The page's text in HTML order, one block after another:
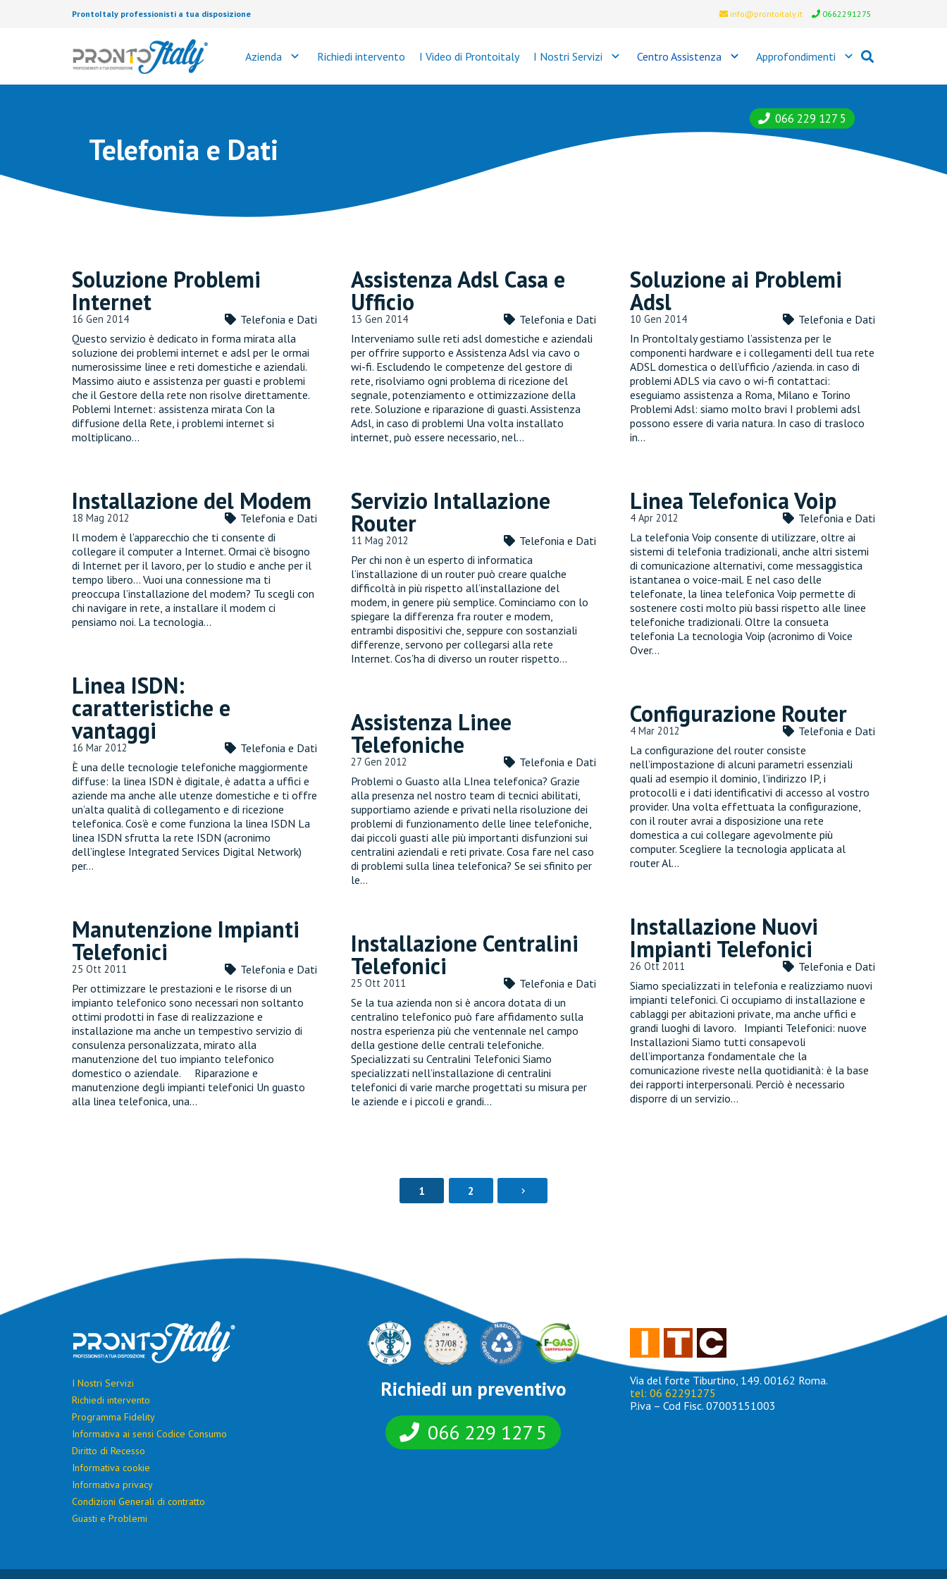
ProntoItaly professionisti a tua disposizione info@prontoitaly.it 0662291275
Azienda Richiedi intervento I Video di Prontoitaly I Nostri Servizi Centro Assistenza Approfondimenti
066 229 127 5
Telefonia e Dati
Soluzione Problemi
Internet
16 Gen 2014
Telefonia e Dati
Questo servizio è dedicato in forma mirata alla
soluzione dei problemi internet e adsl per le ormai
numerosissime linee e reti domestiche e aziendali.
Massimo aiuto e assistenza per guasti e problemi
che il Gestore della rete non risolve direttamente.
Poblemi Internet: assistenza mirata Con la
diffusione della Rete, i problemi internet si
moltiplicano…
Assistenza Adsl Casa e
Ufficio
13 Gen 2014
Telefonia e Dati
Interveniamo sulle reti adsl domestiche e aziendali
per offrire supporto e Assistenza Adsl via cavo o
wi-fi. Escludendo le competenze del gestore di
rete, risolviamo ogni problema di ricezione del
segnale, potenziamento e ottimizzazione della
rete. Soluzione e riparazione di guasti. Assistenza
Adsl, in caso di problemi Una volta installato
internet, può essere necessario, nel…
Soluzione ai Problemi
Adsl
10 Gen 2014
Telefonia e Dati
In ProntoItaly gestiamo l’assistenza per le
componenti hardware e i collegamenti dell tua rete
ADSL domestica o dell’ufficio /azienda. in caso di
problemi ADLS via cavo o wi-fi contattaci:
eseguiamo assistenza a Roma, Milano e Torino
Problemi Adsl: siamo molto bravi I problemi adsl
possono essere di varia natura. In caso di trasloco
in…
Installazione del Modem
18 Mag 2012
Telefonia e Dati
Il modem è l’apparecchio che ti consente di
collegare il computer a Internet. Ormai c’è bisogno
di Internet per il lavoro, per lo studio e anche per il
tempo libero… Vuoi una connessione ma ti
preoccupa l’installazione del modem? Tu scegli con
chi navigare in rete, a installare il modem ci
pensiamo noi. La tecnologia…
Servizio Intallazione
Router
11 Mag 2012
Telefonia e Dati
Per chi non è un esperto di informatica
l’installazione di un router può creare qualche
difficoltà in più rispetto all’installazione del
modem, in genere più semplice. Cominciamo con lo
spiegare la differenza fra router e modem,
entrambi dispositivi che, seppure con sostanziali
differenze, servono per collegarsi alla rete
Internet. Cos’ha di diverso un router rispetto…
Linea Telefonica Voip
4 Apr 2012
Telefonia e Dati
La telefonia Voip consente di utilizzare, oltre ai
sistemi di telefonia tradizionali, anche altri sistemi
di comunicazione alternativi, come messaggistica
istantanea o voice-mail. E nel caso delle
telefonate, la linea telefonica Voip permette di
sostenere costi molto più bassi rispetto alle linee
telefoniche tradizionali. Oltre la consueta
telefonia La tecnologia Voip (acronimo di Voice
Over…
Linea ISDN:
caratteristiche e
vantaggi
16 Mar 2012
Telefonia e Dati
È una delle tecnologie telefoniche maggiormente
diffuse: la linea ISDN è digitale, è adatta a uffici e
aziende ma anche alle utenze domestiche e ti offre
un’alta qualità di collegamento e di ricezione
telefonica. Cos’è e come funziona la linea ISDN La
linea ISDN sfrutta la rete ISDN (acronimo
dell’inglese Integrated Services Digital Network)
per…
Configurazione Router
4 Mar 2012
Telefonia e Dati
La configurazione del router consiste
nell’impostazione di alcuni parametri essenziali
quali ad esempio il dominio, l’indirizzo IP, i
protocolli e i dati identificativi di accesso al vostro
provider. Una volta effettuata la configurazione,
con il router avrai a disposizione una rete
domestica a cui collegare agevolmente più
computer. Scegliere la tecnologia applicata al
router Al…
Assistenza Linee
Telefoniche
27 Gen 2012
Telefonia e Dati
Problemi o Guasto alla LInea telefonica? Grazie
alla presenza nel nostro team di tecnici abilitati,
supportiamo aziende e privati nella risoluzione dei
problemi di funzionamento delle linee telefoniche,
dai piccoli guasti alle più importanti disfunzioni sui
centralini aziendali e reti private. Cosa fare nel caso
di problemi sulla linea telefonica? Se sei sfinito per
le…
Installazione Nuovi
Impianti Telefonici
26 Ott 2011
Telefonia e Dati
Siamo specializzati in telefonia e realizziamo nuovi
impianti telefonici. Ci occupiamo di installazione e
cablaggi per abitazioni private, ma anche uffici e
grandi luoghi di lavoro. Impianti Telefonici: nuove
Installazioni Siamo tutti consapevoli
dell’importanza fondamentale che la
comunicazione riveste nella quotidianità: è la base
dei rapporti interpersonali. Perciò è necessario
disporre di un servizio…
Manutenzione Impianti
Telefonici
25 Ott 2011
Telefonia e Dati
Per ottimizzare le prestazioni e le risorse di un
impianto telefonico sono necessari non soltanto
ottimi prodotti in fase di realizzazione e
installazione ma anche un tempestivo servizio di
consulenza personalizzata, mirato alla
manutenzione del tuo impianto telefonico
domestico o aziendale. Riparazione e
manutenzione degli impianti telefonici Un guasto
alla linea telefonica, una…
Installazione Centralini
Telefonici
25 Ott 2011
Telefonia e Dati
Se la tua azienda non si è ancora dotata di un
centralino telefonico può fare affidamento sulla
nostra esperienza più che ventennale nel campo
della gestione delle centrali telefoniche.
Specializzati su Centralini Telefonici Siamo
specializzati nell’installazione di centralini
telefonici di varie marche progettati su misura per
le aziende e i piccoli e grandi…
1 2
I Nostri Servizi
Richiedi intervento
Programma Fidelity
Informativa ai sensi Codice Consumo
Diritto di Recesso
Informativa cookie
Informativa privacy
Condizioni Generali di contratto
Guasti e Problemi
Richiedi un preventivo
066 229 127 5
Via del forte Tiburtino, 149. 00162 Roma.
tel: 06 62291275
P.iva – Cod Fisc. 07003151003